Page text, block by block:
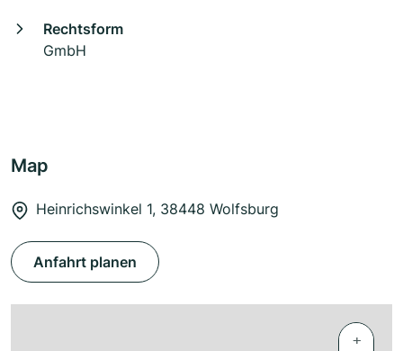
Rechtsform
GmbH
Map
Heinrichswinkel 1, 38448 Wolfsburg
Anfahrt planen
+